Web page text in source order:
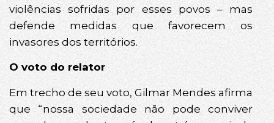
violências sofridas por esses povos – mas
defende medidas que favorecem os
invasores dos territórios.
O voto do relator
Em trecho de seu voto, Gilmar Mendes afirma
que “nossa sociedade não pode conviver